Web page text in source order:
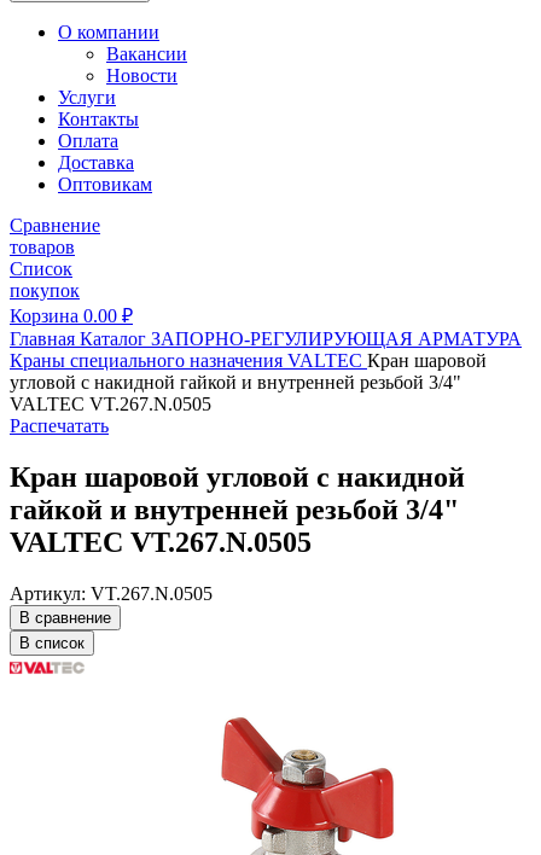
О компании
Вакансии
Новости
Услуги
Контакты
Оплата
Доставка
Оптовикам
Сравнение
товаров
Список
покупок
Корзина 0.00 ₽
Главная Каталог ЗАПОРНО-РЕГУЛИРУЮЩАЯ АРМАТУРА
Краны специального назначения VALTEC Кран шаровой
угловой с накидной гайкой и внутренней резьбой 3/4"
VALTEC VT.267.N.0505
Распечатать
Кран шаровой угловой с накидной
гайкой и внутренней резьбой 3/4"
VALTEC VT.267.N.0505
Артикул: VT.267.N.0505
В сравнение
В список